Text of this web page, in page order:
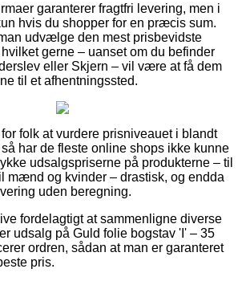
garanterer fragtfri levering, men i
hvis du shopper for en præcis sum.
udvælge den mest prisbevidste
gerne – uanset om du befinder
eller Skjern – vil være at få dem
til et afhentningssted.
folk at vurdere prisniveauet i blandt
har de fleste online shops ikke kunne
udsalgspriserne på produkterne – til
mænd og kvinder – drastisk, og endda
uden beregning.
fordelagtigt at sammenligne diverse
udsalg på Guld folie bogstav 'I' – 35
ordren, sådan at man er garanteret
pris.